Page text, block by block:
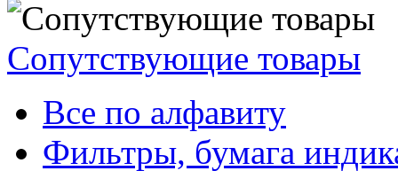
Сопутствующие товары
Все по алфавиту
Фильтры, бумага